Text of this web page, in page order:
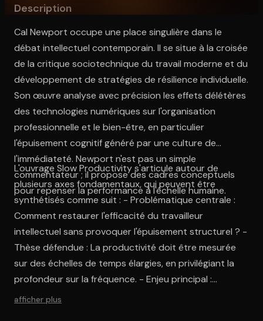
Description
Cal Newport occupe une place singulière dans le
débat intellectuel contemporain. Il se situe à la croisée
de la critique sociotechnique du travail moderne et du
développement de stratégies de résilience individuelle.
Son œuvre analyse avec précision les effets délétères
des technologies numériques sur l'organisation
professionnelle et le bien-être, en particulier
l'épuisement cognitif généré par une culture de
l'immédiateté. Newport n'est pas un simple
commentateur ; il propose des cadres conceptuels
pour repenser la performance à l'échelle humaine.
L'ouvrage Slow Productivity s'articule autour de
plusieurs axes fondamentaux, qui peuvent être
synthétisés comme suit : - Problématique centrale :
Comment restaurer l'efficacité du travailleur
intellectuel sans provoquer l'épuisement structurel ? -
Thèse défendue : La productivité doit être mesurée
sur des échelles de temps élargies, en privilégiant la
profondeur sur la fréquence. - Enjeu principal :
Redéfinir la valeur professionnelle au-delà de la
afficher plus